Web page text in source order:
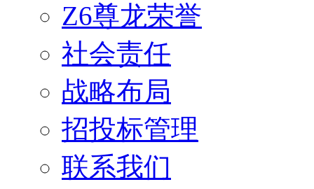
Z6尊龙荣誉
社会责任
战略布局
招投标管理
联系我们